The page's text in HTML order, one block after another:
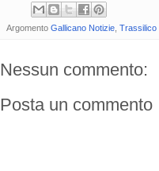
Argomento Gallicano Notizie Trassilico
Nessun commento:
Posta un commento